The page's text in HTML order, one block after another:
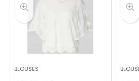
BLOUSES